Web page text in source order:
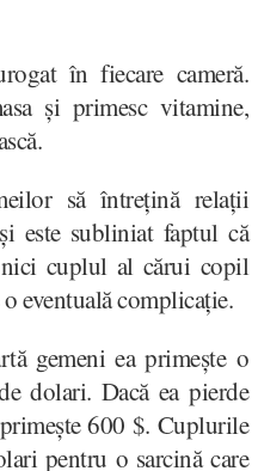
în fiecare cameră.
și primesc vitamine,
să întrețină relații
este subliniat faptul că
cuplul al cărui copil
eventuală complicație.
gemeni ea primește o
dolari. Dacă ea pierde
600 $. Cuplurile
pentru o sarcină care